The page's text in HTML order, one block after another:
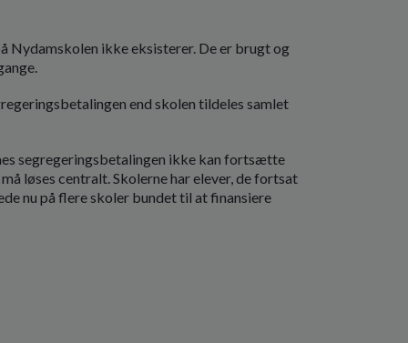
Nydamskolen ikke eksisterer. De er brugt og
end skolen tildeles samlet
segregeringsbetalingen ikke kan fortsætte
løses centralt. Skolerne har elever, de fortsat
nu på flere skoler bundet til at finansiere